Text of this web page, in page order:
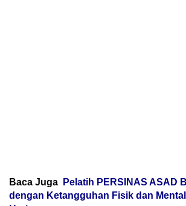
Baca Juga
Pelatih PERSINAS ASAD
dengan Ketangguhan Fisik dan